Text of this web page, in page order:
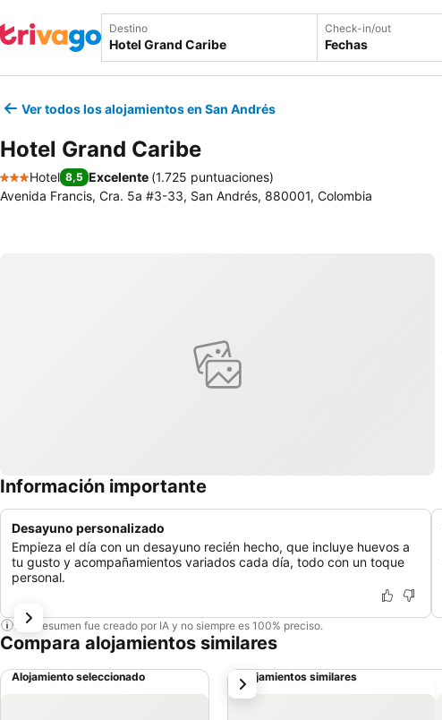
Destino Check-in/out
Fechas
Ver todos los alojamientos en San Andrés
Hotel Grand Caribe
3 Estrellas
Hotel 8,5 Excelente (1.725 puntuaciones)
Avenida Francis, Cra. 5a #3-33, San Andrés, 880001, Colombia
Información importante
Desayuno personalizado
Empieza el día con un desayuno recién hecho, que incluye huevos a
tu gusto y acompañamientos variados cada día, todo con un toque
personal.
Este resumen fue creado por IA y no siempre es 100% preciso.
Compara alojamientos similares
Alojamiento seleccionado Alojamientos similares
siguiente